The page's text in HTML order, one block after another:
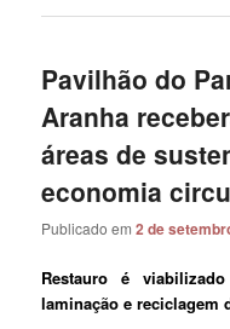
Pavilhão do
Aranha
áreas de
economia
Publicado em2 de
Restauro é
laminação e reciclagem